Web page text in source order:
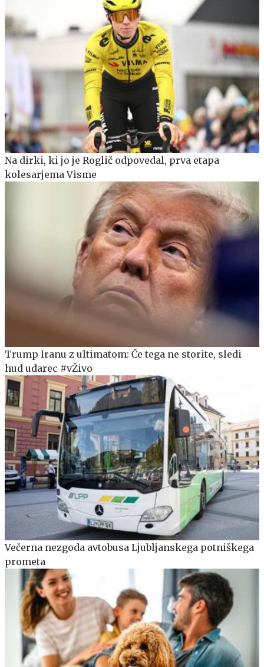
Na dirki, ki jo je Roglič odpovedal, prva etapa
kolesarjema Visme
Trump Iranu z ultimatom: Če tega ne storite, sledi
hud udarec #vŽivo
Večerna nezgoda avtobusa Ljubljanskega potniškega
prometa